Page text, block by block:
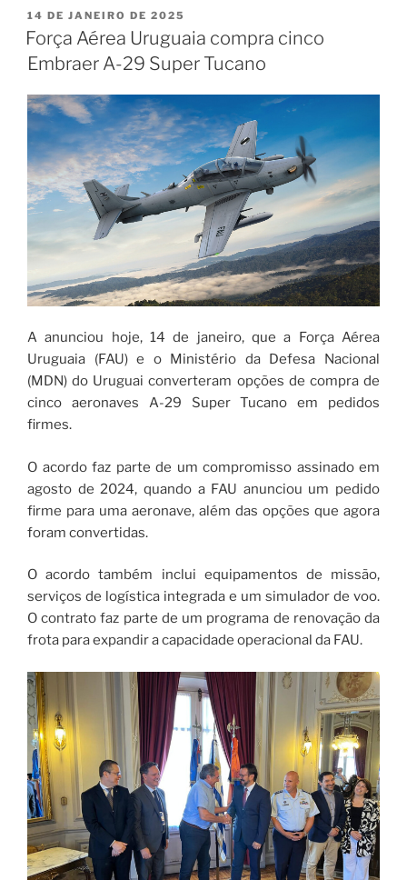
14 DE JANEIRO DE 2025
Força Aérea Uruguaia compra cinco
Embraer A-29 Super Tucano
A anunciou hoje, 14 de janeiro, que a Força Aérea
Uruguaia (FAU) e o Ministério da Defesa Nacional
(MDN) do Uruguai converteram opções de compra de
cinco aeronaves A-29 Super Tucano em pedidos
firmes.
O acordo faz parte de um compromisso assinado em
agosto de 2024, quando a FAU anunciou um pedido
firme para uma aeronave, além das opções que agora
foram convertidas.
O acordo também inclui equipamentos de missão,
serviços de logística integrada e um simulador de voo.
O contrato faz parte de um programa de renovação da
frota para expandir a capacidade operacional da FAU.